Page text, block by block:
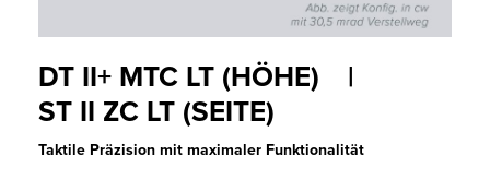
DT II+ MTC LT (HÖHE) |
ST II ZC LT (SEITE)
Taktile Präzision mit maximaler Funktionalität